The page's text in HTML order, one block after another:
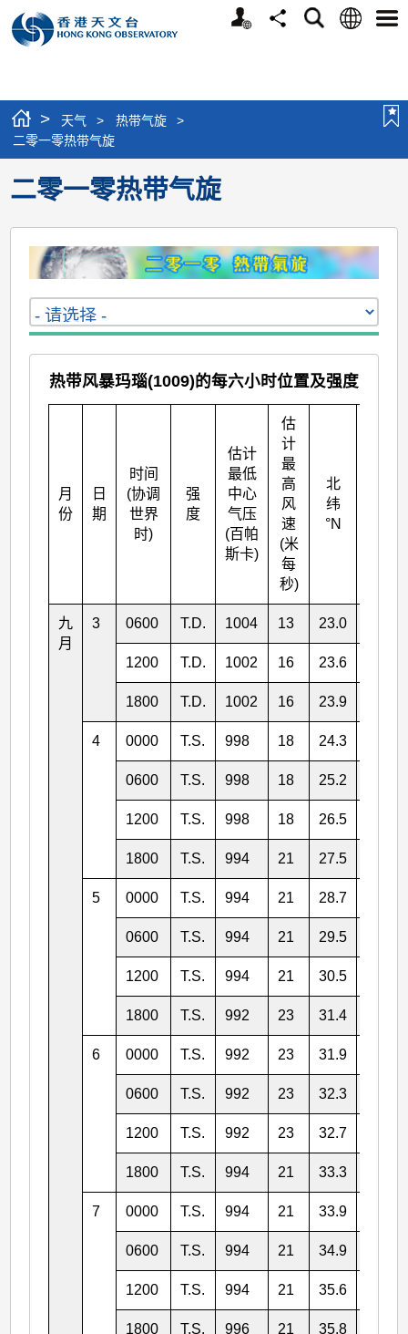
个
分
搜
语
选
> 天气 > 热带气旋
>
二零一零热带气旋
二零一零热带气旋
热带风暴玛瑙(1009)的每六小时位置及强度
月
份
日
期
时间
(协调
世界
时)
强
度
估计
最低
中心
气压
(百帕
斯卡)
估
计
最
高
风
速
(米
每
秒)
北
纬
°N
九
月
3 0600 T.D. 1004 13 23.0
1200 T.D. 1002 16 23.6
1800 T.D. 1002 16 23.9
4 0000 T.S. 998 18 24.3
0600 T.S. 998 18 25.2
1200 T.S. 998 18 26.5
1800 T.S. 994 21 27.5
5 0000 T.S. 994 21 28.7
0600 T.S. 994 21 29.5
1200 T.S. 994 21 30.5
1800 T.S. 992 23 31.4
6 0000 T.S. 992 23 31.9
0600 T.S. 992 23 32.3
1200 T.S. 992 23 32.7
1800 T.S. 994 21 33.3
7 0000 T.S. 994 21 33.9
0600 T.S. 994 21 34.9
1200 T.S. 994 21 35.6
1800 T.S. 996 21 35.8